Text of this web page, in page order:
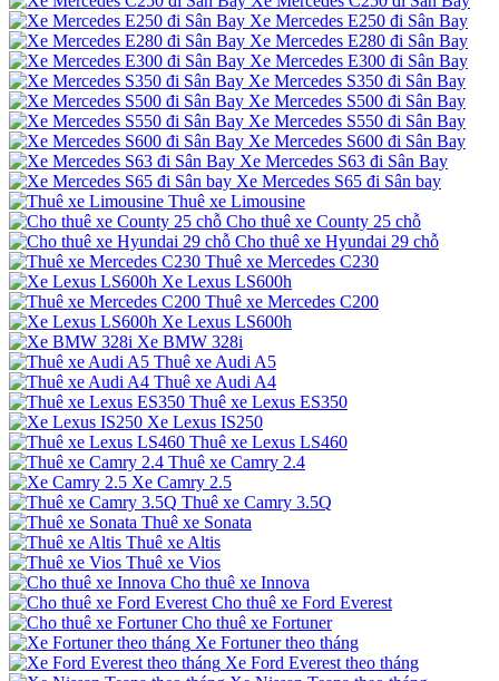
Xe Mercedes E250 đi Sân Bay
Xe Mercedes E280 đi Sân Bay
Xe Mercedes E300 đi Sân Bay
Xe Mercedes S350 đi Sân Bay
Xe Mercedes S500 đi Sân Bay
Xe Mercedes S550 đi Sân Bay
Xe Mercedes S600 đi Sân Bay
Xe Mercedes S63 đi Sân Bay
Xe Mercedes S65 đi Sân bay
Thuê xe Limousine
Cho thuê xe County 25 chỗ
Cho thuê xe Hyundai 29 chỗ
Thuê xe Mercedes C230
Xe Lexus LS600h
Thuê xe Mercedes C200
Xe Lexus LS600h
Xe BMW 328i
Thuê xe Audi A5
Thuê xe Audi A4
Thuê xe Lexus ES350
Xe Lexus IS250
Thuê xe Lexus LS460
Thuê xe Camry 2.4
Xe Camry 2.5
Thuê xe Camry 3.5Q
Thuê xe Sonata
Thuê xe Altis
Thuê xe Vios
Cho thuê xe Innova
Cho thuê xe Ford Everest
Cho thuê xe Fortuner
Xe Fortuner theo tháng
Xe Ford Everest theo tháng